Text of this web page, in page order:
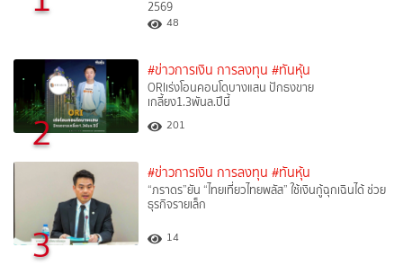
2569
48
2
#ข่าวการเงิน การลงทุน #ทันหุ้น
ORIเร่งโอนคอนโดบางแสน ปักธงขาย
เกลี้ยง1.3พันล.ปีนี้
201
3
#ข่าวการเงิน การลงทุน #ทันหุ้น
“ภราดร”ยัน “ไทยเที่ยวไทยพลัส” ใช้เงินกู้ฉุกเฉินได้ ช่วย
ธุรกิจรายเล็ก
14